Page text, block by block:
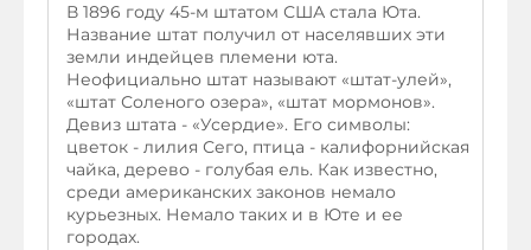
В 1896 году 45-м штатом США стала Юта.
Название штат получил от населявших эти
земли индейцев племени юта.
Неофициально штат называют «штат-улей»,
«штат Соленого озера», «штат мормонов».
Девиз штата - «Усердие». Его символы:
цветок - лилия Сего, птица - калифорнийская
чайка, дерево - голубая ель. Как известно,
среди американских законов немало
курьезных. Немало таких и в Юте и ее
городах.